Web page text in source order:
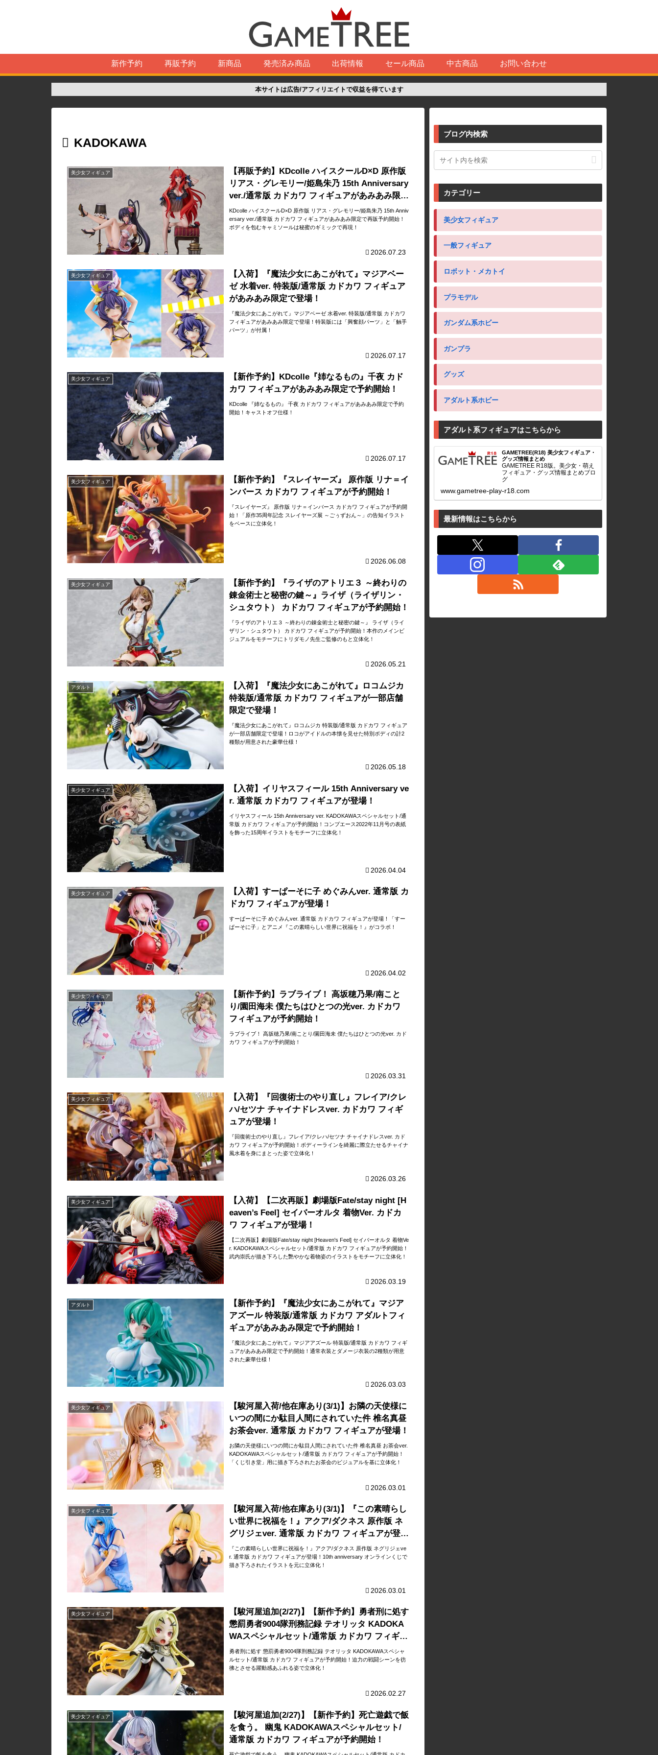
新作予約 再販予約 新商品 発売済み商品 出荷情報 セール商品 中古商品 お問い合わせ
本サイトは広告/アフィリエイトで収益を得ています
KADOKAWA
美少女フィギュア
【再販予約】KDcolle ハイスクールD×D 原作版
リアス・グレモリー/姫島朱乃 15th Anniversary
ver./通常版 カドカワ フィギュアがあみあみ限定
で再販予約開始！
KDcolle ハイスクールD×D 原作版 リアス・グレモリー/姫島朱乃 15th Anniv
ersary ver./通常版 カドカワ フィギュアがあみあみ限定で再販予約開始！
ボディを包むキャミソールは秘蜜のギミックで再現！
2026.07.23
美少女フィギュア
【入荷】『魔法少女にあこがれて』マジアベー
ゼ 水着ver. 特装版/通常版 カドカワ フィギュア
があみあみ限定で登場！
『魔法少女にあこがれて』マジアベーゼ 水着ver. 特装版/通常版 カドカワ
フィギュアがあみあみ限定で登場！特装版には「興奮顔パーツ」と「触手
パーツ」が付属！
2026.07.17
美少女フィギュア
【新作予約】KDcolle『姉なるもの』千夜 カド
カワ フィギュアがあみあみ限定で予約開始！
KDcolle 『姉なるもの』 千夜 カドカワ フィギュアがあみあみ限定で予約
開始！キャストオフ仕様！
2026.07.17
美少女フィギュア
【新作予約】『スレイヤーズ』 原作版 リナ＝イ
ンバース カドカワ フィギュアが予約開始！
『スレイヤーズ』 原作版 リナ＝インバース カドカワ フィギュアが予約開
始！「原作35周年記念 スレイヤーズ展 ～ごぅずおん～」の告知イラスト
をベースに立体化！
2026.06.08
美少女フィギュア
【新作予約】『ライザのアトリエ３ ～終わりの
錬金術士と秘密の鍵～』ライザ（ライザリン・
シュタウト） カドカワ フィギュアが予約開始！
『ライザのアトリエ３ ～終わりの錬金術士と秘密の鍵～』 ライザ（ライ
ザリン・シュタウト） カドカワ フィギュアが予約開始！本作のメインビ
ジュアルをモチーフにトリダモノ先生ご監修のもと立体化！
2026.05.21
アダルト
【入荷】『魔法少女にあこがれて』ロコムジカ
特装版/通常版 カドカワ フィギュアが一部店舗
限定で登場！
『魔法少女にあこがれて』ロコムジカ 特装版/通常版 カドカワ フィギュア
が一部店舗限定で登場！ロコがアイドルの本懐を見せた特別ボディの計2
種類が用意された豪華仕様！
2026.05.18
美少女フィギュア
【入荷】イリヤスフィール 15th Anniversary ve
r. 通常版 カドカワ フィギュアが登場！
イリヤスフィール 15th Anniversary ver. KADOKAWAスペシャルセット/通
常版 カドカワ フィギュアが予約開始！コンプエース2022年11月号の表紙
を飾った15周年イラストをモチーフに立体化！
2026.04.04
美少女フィギュア
【入荷】すーぱーそに子 めぐみんver. 通常版 カ
ドカワ フィギュアが登場！
すーぱーそに子 めぐみんver. 通常版 カドカワ フィギュアが登場！「すー
ぱーそに子」とアニメ『この素晴らしい世界に祝福を！』がコラボ！
2026.04.02
美少女フィギュア
【新作予約】ラブライブ！ 高坂穂乃果/南こと
り/園田海未 僕たちはひとつの光ver. カドカワ
フィギュアが予約開始！
ラブライブ！ 高坂穂乃果/南ことり/園田海未 僕たちはひとつの光ver. カド
カワ フィギュアが予約開始！
2026.03.31
美少女フィギュア
【入荷】『回復術士のやり直し』フレイア/クレ
ハ/セツナ チャイナドレスver. カドカワ フィギ
ュアが登場！
『回復術士のやり直し』フレイア/クレハ/セツナ チャイナドレスver. カド
カワ フィギュアが予約開始！ボディーラインを綺麗に際立たせるチャイナ
風水着を身にまとった姿で立体化！
2026.03.26
美少女フィギュア
【入荷】【二次再販】劇場版Fate/stay night [H
eaven’s Feel] セイバーオルタ 着物Ver. カドカ
ワ フィギュアが登場！
【二次再販】劇場版Fate/stay night [Heaven's Feel] セイバーオルタ 着物Ve
r. KADOKAWAスペシャルセット/通常版 カドカワ フィギュアが予約開始！
武内崇氏が描き下ろした艷やかな着物姿のイラストをモチーフに立体化！
2026.03.19
アダルト
【新作予約】『魔法少女にあこがれて』マジア
アズール 特装版/通常版 カドカワ アダルトフィ
ギュアがあみあみ限定で予約開始！
『魔法少女にあこがれて』マジアアズール 特装版/通常版 カドカワ フィギ
ュアがあみあみ限定で予約開始！通常衣装とダメージ衣装の2種類が用意
された豪華仕様！
2026.03.03
美少女フィギュア
【駿河屋入荷/他在庫あり(3/1)】お隣の天使様に
いつの間にか駄目人間にされていた件 椎名真昼
お茶会ver. 通常版 カドカワ フィギュアが登場！
お隣の天使様にいつの間にか駄目人間にされていた件 椎名真昼 お茶会ver.
KADOKAWAスペシャルセット/通常版 カドカワ フィギュアが予約開始！
「くじ引き堂」用に描き下ろされたお茶会のビジュアルを基に立体化！
2026.03.01
美少女フィギュア
【駿河屋入荷/他在庫あり(3/1)】『この素晴らし
い世界に祝福を！』アクア/ダクネス 原作版 ネ
グリジェver. 通常版 カドカワ フィギュアが登
場！
『この素晴らしい世界に祝福を！』アクア/ダクネス 原作版 ネグリジェve
r. 通常版 カドカワ フィギュアが登場！10th anniversary オンラインくじで
描き下ろされたイラストを元に立体化！
2026.03.01
美少女フィギュア
【駿河屋追加(2/27)】【新作予約】勇者刑に処す
懲罰勇者9004隊刑務記録 テオリッタ KADOKA
WAスペシャルセット/通常版 カドカワ フィギュ
アが予約開始！
勇者刑に処す 懲罰勇者9004隊刑務記録 テオリッタ KADOKAWAスペシャ
ルセット/通常版 カドカワ フィギュアが予約開始！迫力の戦闘シーンを彷
彿とさせる躍動感あふれる姿で立体化！
2026.02.27
美少女フィギュア
【駿河屋追加(2/27)】【新作予約】死亡遊戯で飯
を食う。 幽鬼 KADOKAWAスペシャルセット/
通常版 カドカワ フィギュアが予約開始！
ブログ内検索
カテゴリー
美少女フィギュア
一般フィギュア
ロボット・メカトイ
プラモデル
ガンダム系ホビー
ガンプラ
グッズ
アダルト系ホビー
アダルト系フィギュアはこちらから
GAMETREE(R18) 美少女フィギュア・
グッズ情報まとめ
GAMETREE R18版。美少女・萌え
フィギュア・グッズ情報まとめブロ
グ
www.gametree-play-r18.com
最新情報はこちらから